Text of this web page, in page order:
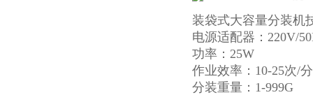
装袋式大容量分装机
电源适配器：220V/
功率：25W
作业效率：10-25次/分
分装重量：1-999G